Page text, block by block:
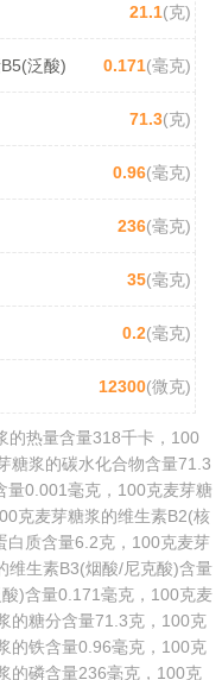
21.1(克)
泛酸) 0.171(毫克)
71.3(克)
0.96(毫克)
236(毫克)
35(毫克)
0.2(毫克)
12300(微克)
的热量含量318千卡，100
糖浆的碳水化合物含量71.3
量0.001毫克，100克麦芽糖
克麦芽糖浆的维生素B2(核
白质含量6.2克，100克麦芽
维生素B3(烟酸/尼克酸)含量
)含量0.171毫克，100克麦
的糖分含量71.3克，100克
的铁含量0.96毫克，100克
的磷含量236毫克，100克